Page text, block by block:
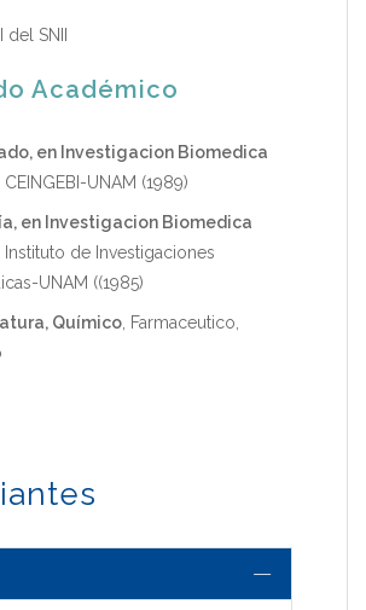
del SNII
Académico
en Investigacion Biomedica
CEINGEBI-UNAM (1989)
en Investigacion Biomedica
Instituto de Investigaciones
UNAM ((1985)
Químico, Farmaceutico,